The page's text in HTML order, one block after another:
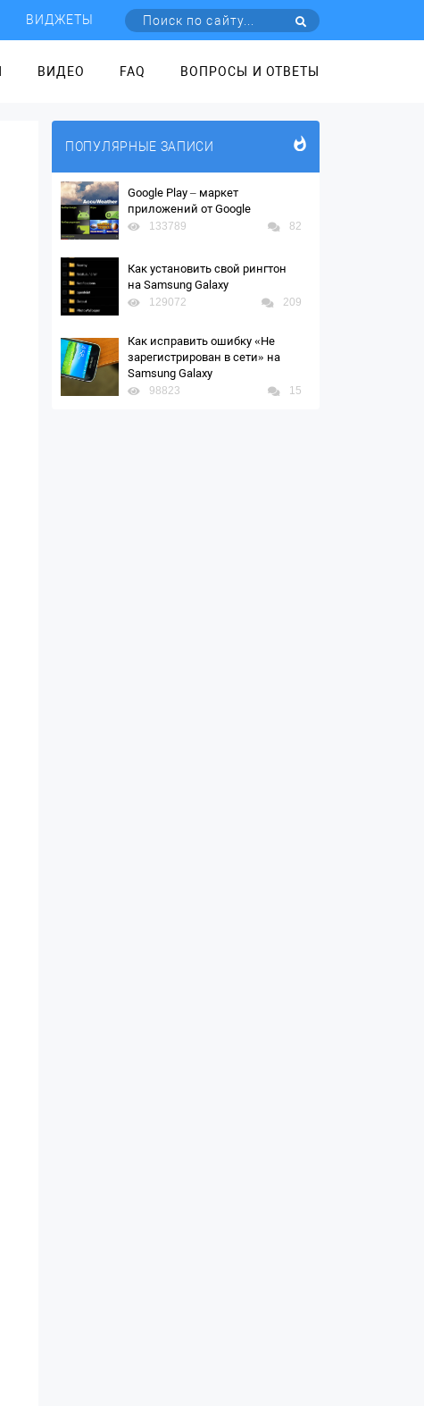
ВИДЖЕТЫ
ВИДЕО FAQ ВОПРОСЫ И ОТВЕТЫ
ПОПУЛЯРНЫЕ ЗАПИСИ
Google Play – маркет
приложений от Google
133789 82
Как установить свой рингтон
на Samsung Galaxy
129072 209
Как исправить ошибку «Не
зарегистрирован в сети» на
Samsung Galaxy
98823 15